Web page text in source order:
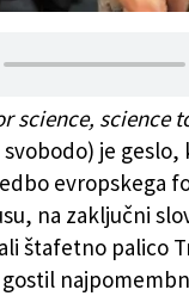
science, science
je
evropskega
na zaključni
štafetno palico